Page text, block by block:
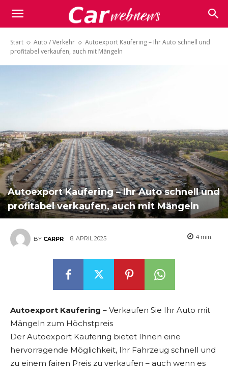
Carwebnews.com
Start Auto / Verkehr
Autoexport Kaufering – Ihr Auto schnell und
profitabel verkaufen, auch mit Mängeln
Autoexport Kaufering – Ihr Auto schnell und
profitabel verkaufen, auch mit Mängeln
BY CARPR 8. APRIL 2025 4 min.
Autoexport Kaufering – Verkaufen Sie Ihr Auto mit
Mängeln zum Höchstpreis
Der Autoexport Kaufering bietet Ihnen eine
hervorragende Möglichkeit, Ihr Fahrzeug schnell und
zu einem fairen Preis zu verkaufen – auch wenn es